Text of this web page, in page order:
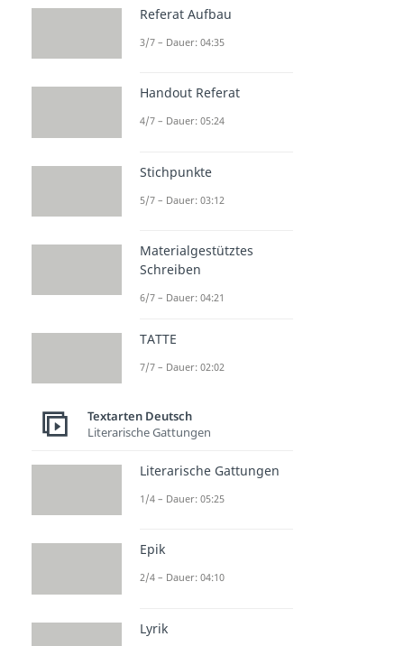
Referat Aufbau
3/7 – Dauer: 04:35
Handout Referat
4/7 – Dauer: 05:24
Stichpunkte
5/7 – Dauer: 03:12
Materialgestütztes
Schreiben
6/7 – Dauer: 04:21
TATTE
7/7 – Dauer: 02:02
Textarten Deutsch
Literarische Gattungen
Literarische Gattungen
1/4 – Dauer: 05:25
Epik
2/4 – Dauer: 04:10
Lyrik